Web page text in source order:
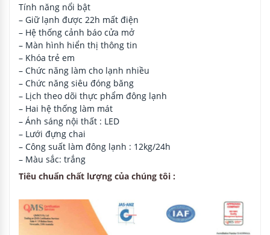
Tính năng nổi bật
– Giữ lạnh được 22h mất điện
– Hệ thống cảnh báo cửa mở
– Màn hình hiển thị thông tin
– Khóa trẻ em
– Chức năng làm cho lạnh nhiều
– Chức năng siêu đóng băng
– Lịch theo dõi thực phẩm đông lạnh
– Hai hệ thống làm mát
– Ánh sáng nội thất : LED
– Lưới đựng chai
– Công suất làm đông lạnh : 12kg/24h
– Màu sắc: trắng
Tiêu chuẩn chất lượng của chúng tôi :